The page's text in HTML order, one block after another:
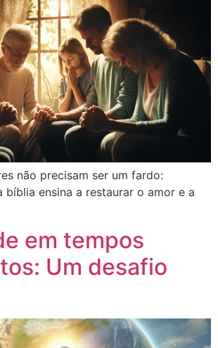
não precisam ser um fardo:
bíblia ensina a restaurar o amor e a
em tempos
Um desafio